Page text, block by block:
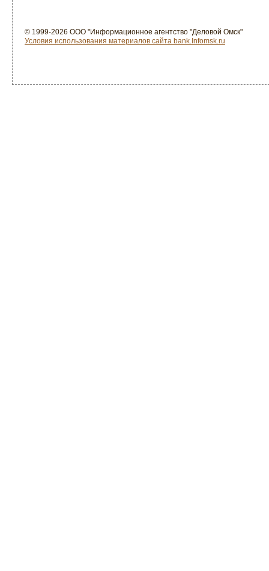
© 1999-2026 ООО "Информационное агентство "Деловой Омск"
Условия использования материалов сайта bank.Infomsk.ru